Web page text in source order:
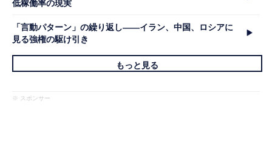
低稼働率の現実
「言動パターン」の繰り返し――イラン、中国、ロシアに
見る強権の駆け引き
もっと見る
※ スポンサー